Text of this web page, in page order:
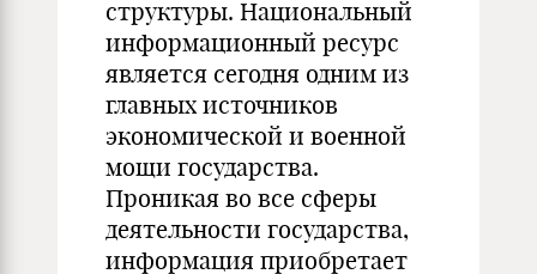
структуры. Национальный
информационный ресурс
является сегодня одним из
главных источников
экономической и военной
мощи государства.
Проникая во все сферы
деятельности государства,
информация приобретает